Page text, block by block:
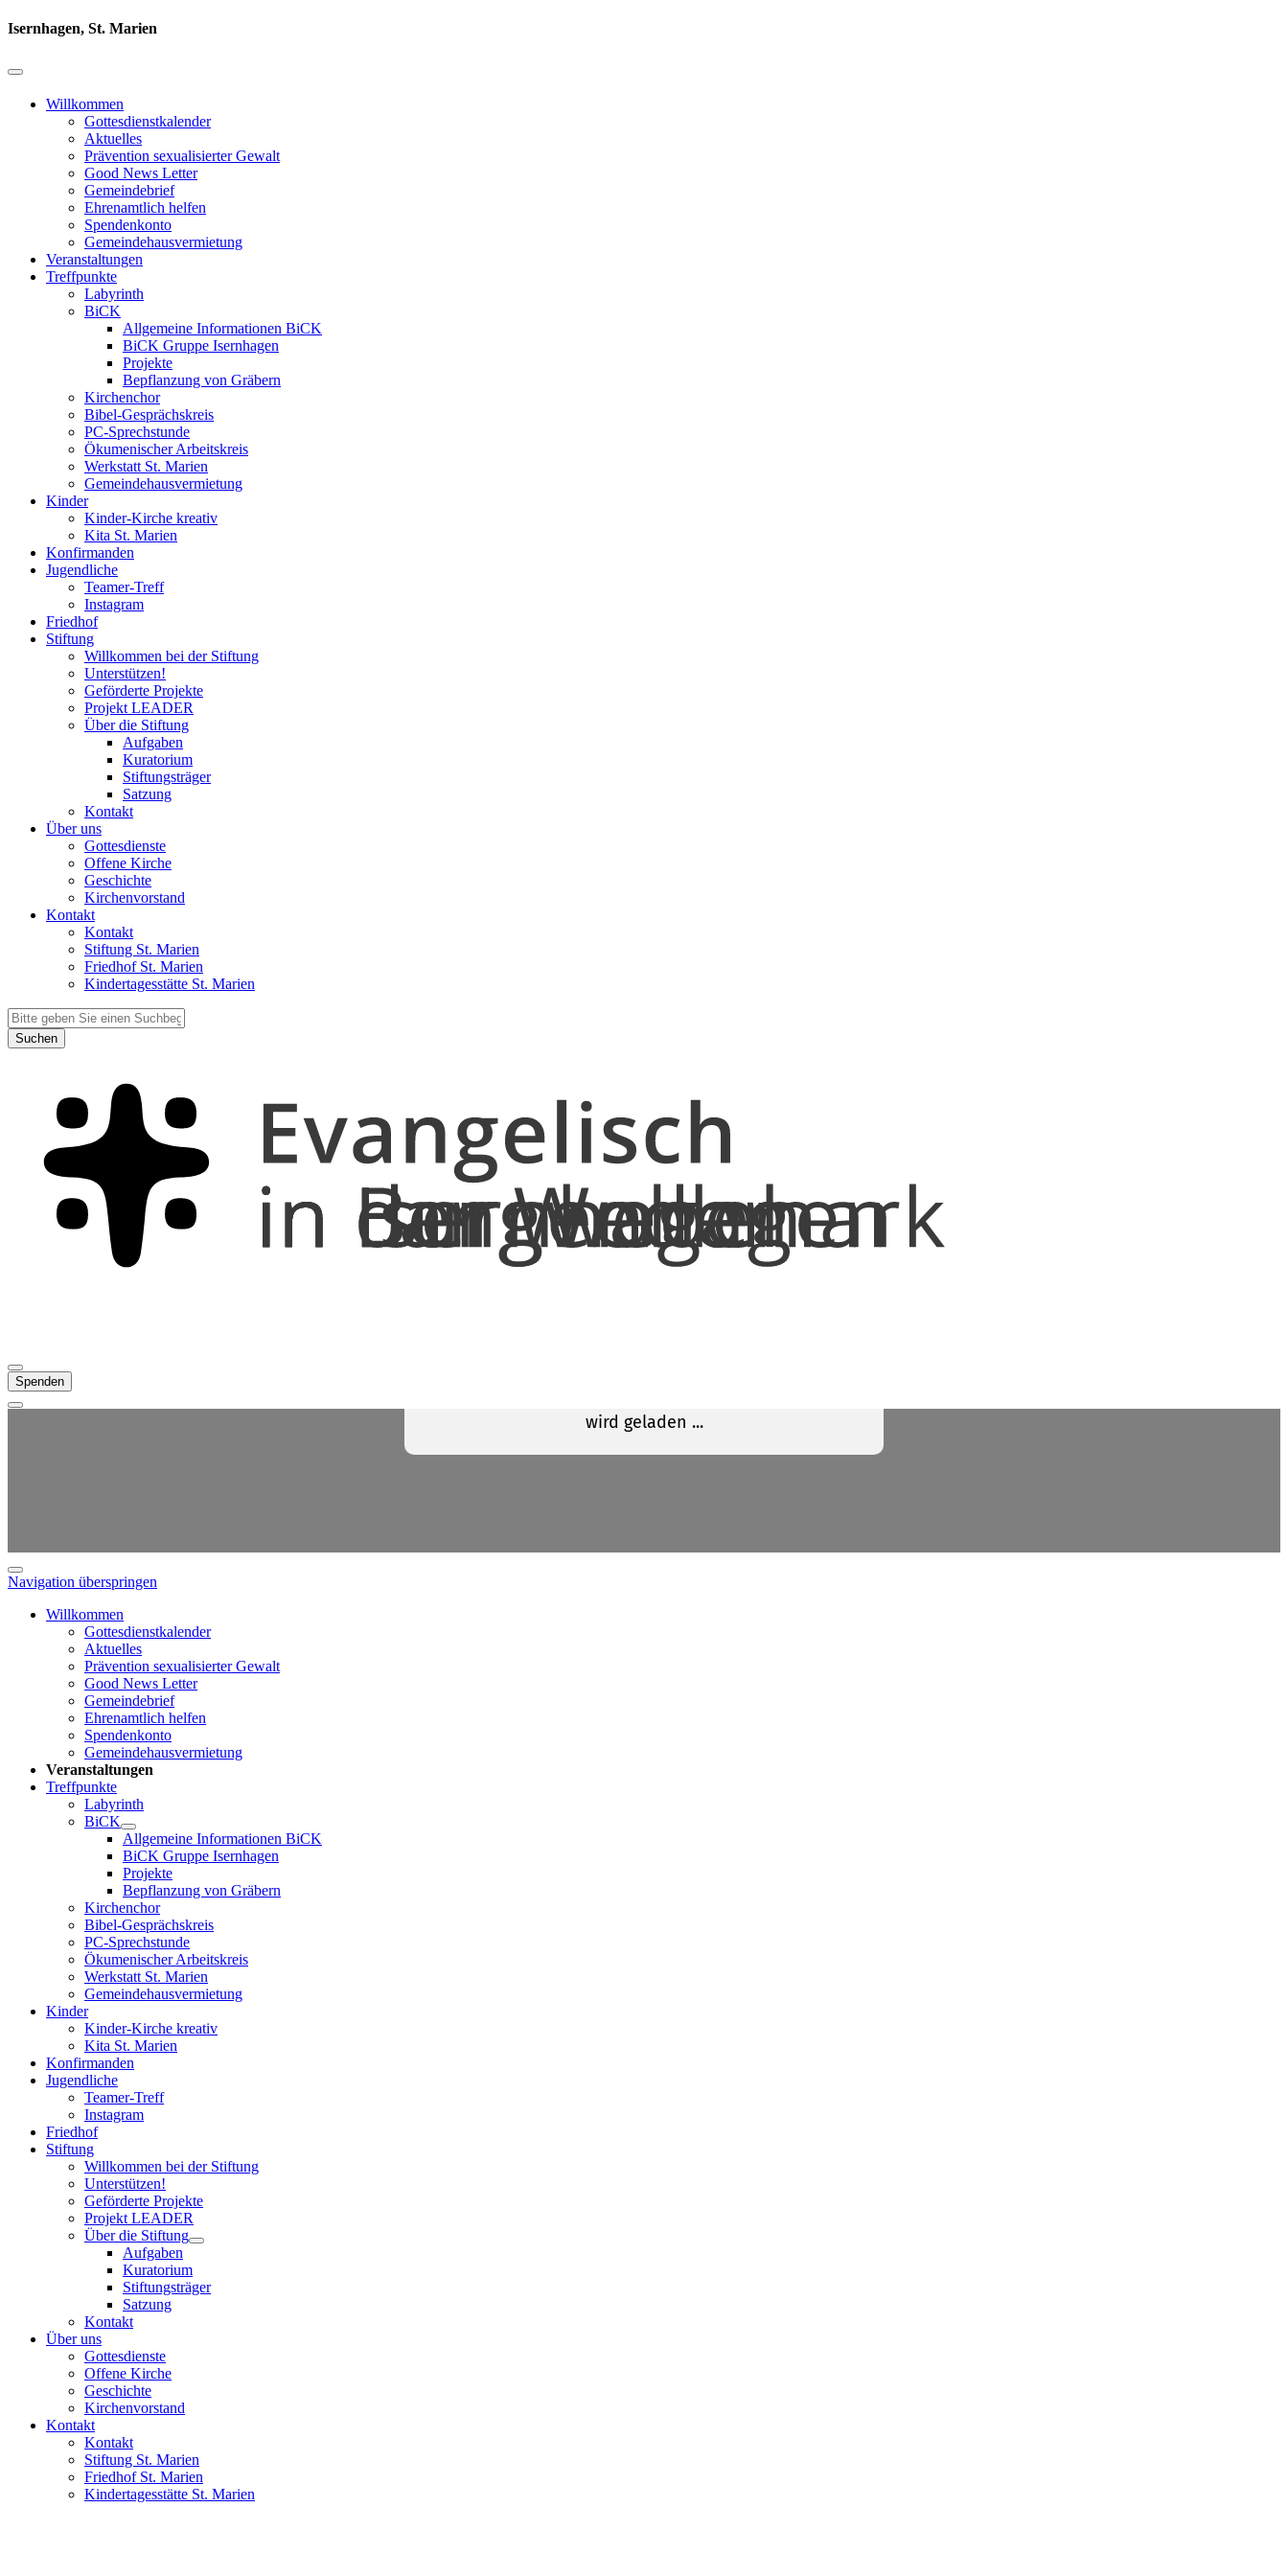
Isernhagen, St. Marien
Willkommen
Gottesdienstkalender
Aktuelles
Prävention sexualisierter Gewalt
Good News Letter
Gemeindebrief
Ehrenamtlich helfen
Spendenkonto
Gemeindehausvermietung
Veranstaltungen
Treffpunkte
Labyrinth
BiCK
Allgemeine Informationen BiCK
BiCK Gruppe Isernhagen
Projekte
Bepflanzung von Gräbern
Kirchenchor
Bibel-Gesprächskreis
PC-Sprechstunde
Ökumenischer Arbeitskreis
Werkstatt St. Marien
Gemeindehausvermietung
Kinder
Kinder-Kirche kreativ
Kita St. Marien
Konfirmanden
Jugendliche
Teamer-Treff
Instagram
Friedhof
Stiftung
Willkommen bei der Stiftung
Unterstützen!
Geförderte Projekte
Projekt LEADER
Über die Stiftung
Aufgaben
Kuratorium
Stiftungsträger
Satzung
Kontakt
Über uns
Gottesdienste
Offene Kirche
Geschichte
Kirchenvorstand
Kontakt
Kontakt
Stiftung St. Marien
Friedhof St. Marien
Kindertagesstätte St. Marien
Suchen
Spenden
Navigation überspringen
Willkommen
Gottesdienstkalender
Aktuelles
Prävention sexualisierter Gewalt
Good News Letter
Gemeindebrief
Ehrenamtlich helfen
Spendenkonto
Gemeindehausvermietung
Veranstaltungen
Treffpunkte
Labyrinth
BiCK
Allgemeine Informationen BiCK
BiCK Gruppe Isernhagen
Projekte
Bepflanzung von Gräbern
Kirchenchor
Bibel-Gesprächskreis
PC-Sprechstunde
Ökumenischer Arbeitskreis
Werkstatt St. Marien
Gemeindehausvermietung
Kinder
Kinder-Kirche kreativ
Kita St. Marien
Konfirmanden
Jugendliche
Teamer-Treff
Instagram
Friedhof
Stiftung
Willkommen bei der Stiftung
Unterstützen!
Geförderte Projekte
Projekt LEADER
Über die Stiftung
Aufgaben
Kuratorium
Stiftungsträger
Satzung
Kontakt
Über uns
Gottesdienste
Offene Kirche
Geschichte
Kirchenvorstand
Kontakt
Kontakt
Stiftung St. Marien
Friedhof St. Marien
Kindertagesstätte St. Marien